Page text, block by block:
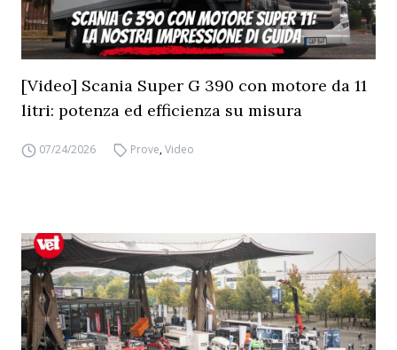
[Video] Scania Super G 390 con motore da 11
litri: potenza ed efficienza su misura
07/24/2026 Prove,Video